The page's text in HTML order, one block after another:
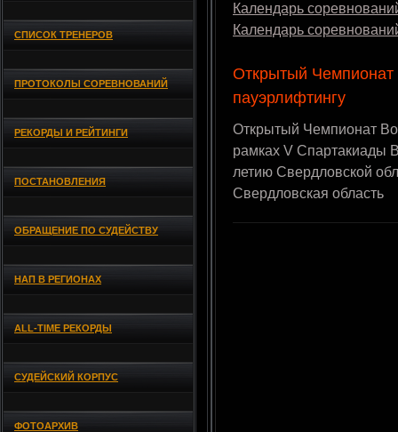
СПИСОК ТРЕНЕРОВ
ПРОТОКОЛЫ СОРЕВНОВАНИЙ
РЕКОРДЫ И РЕЙТИНГИ
ПОСТАНОВЛЕНИЯ
ОБРАЩЕНИЕ ПО СУДЕЙСТВУ
НАП В РЕГИОНАХ
ALL-TIME РЕКОРДЫ
СУДЕЙСКИЙ КОРПУС
ФОТОАРХИВ
Календарь
Календарь
Открытый Чемпионат
пауэрлифтингу
Открытый Чемпионат
рамках V Спартакиады
летию Свердловской
Свердловская область